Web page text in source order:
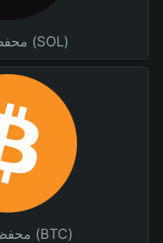
محفظة سولانا (SOL)
محفظة بيتكوين (BTC)